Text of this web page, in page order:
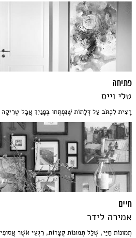
פתיחה
טלי וייס
רָצִית לִכְתֹּב עַל דְּלָתוֹת שֶׁנִּפְתְּחוּ בְּפָנַיִךְ אֲבָל
חיים
אמירה לידר
תְּמוּנוֹת חַיַּי, שְׁלַל תְּמוּנוֹת קְצָרוֹת, רִגְעֵי אֹשֶׁר